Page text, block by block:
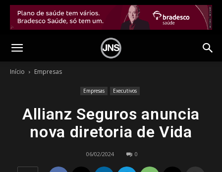
Início Empresas
Empresas Executivos
Allianz Seguros anuncia
nova diretoria de Vida
06/02/2024 0